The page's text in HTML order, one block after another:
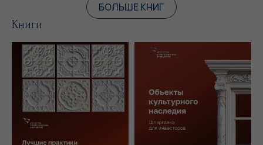
БОЛЬШЕ КНИГ
Книги